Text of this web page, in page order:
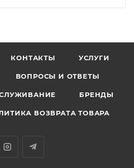
КОНТАКТЫ УСЛУГИ
ВОПРОСЫ И ОТВЕТЫ
БРЕНДЫ
ВОЗВРАТА ТОВАРА